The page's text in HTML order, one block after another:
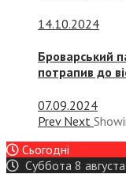
14.10.2024
Броварський
потрапив до
07.09.2024
Prev Next
Сьогодні
Суббота 8